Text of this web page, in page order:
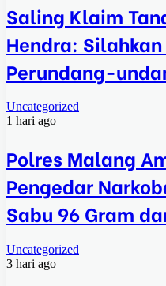
Saling Klaim
Hendra:
Perundang-
Uncategorized
1 hari ago
Polres Malang
Pengedar
Sabu 96 Gram
Uncategorized
3 hari ago